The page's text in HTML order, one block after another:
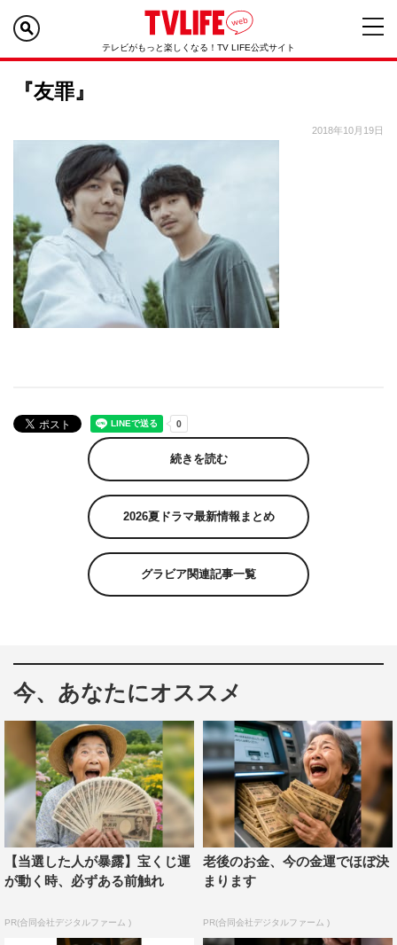
テレビがもっと楽しくなる！TV LIFE公式サイト
『友罪』
2018年10月19日
続きを読む
2026夏ドラマ最新情報まとめ
グラビア関連記事一覧
今、あなたにオススメ
【当選した人が暴露】宝くじ運
が動く時、必ずある前触れ
PR(合同会社デジタルファーム )
老後のお金、今の金運でほぼ決
まります
PR(合同会社デジタルファーム )